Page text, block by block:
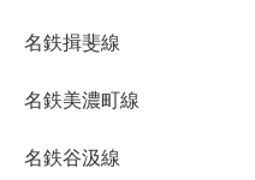
名鉄揖斐線
名鉄美濃町線
名鉄谷汲線